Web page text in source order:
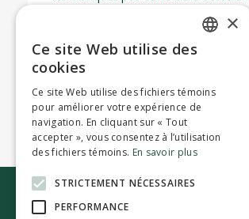
Nous joindre
×
Ce site Web utilise des
cookies
Ce site Web utilise des fichiers témoins
pour améliorer votre expérience de
navigation. En cliquant sur « Tout
accepter », vous consentez à l’utilisation
des fichiers témoins. En savoir plus
STRICTEMENT NÉCESSAIRES
PERFORMANCE